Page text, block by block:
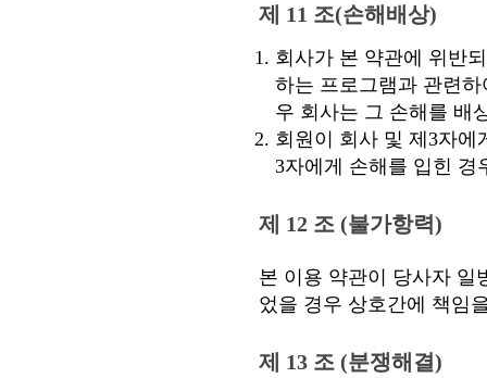
제 11 조(손해배상)
회사가 본 약관에 위반
하는 프로그램과 관련
우 회사는 그 손해를 배
회원이 회사 및 제3자
3자에게 손해를 입힌 경
제 12 조 (불가항력)
본 이용 약관이 당사자 일
었을 경우 상호간에 책임
제 13 조 (분쟁해결)